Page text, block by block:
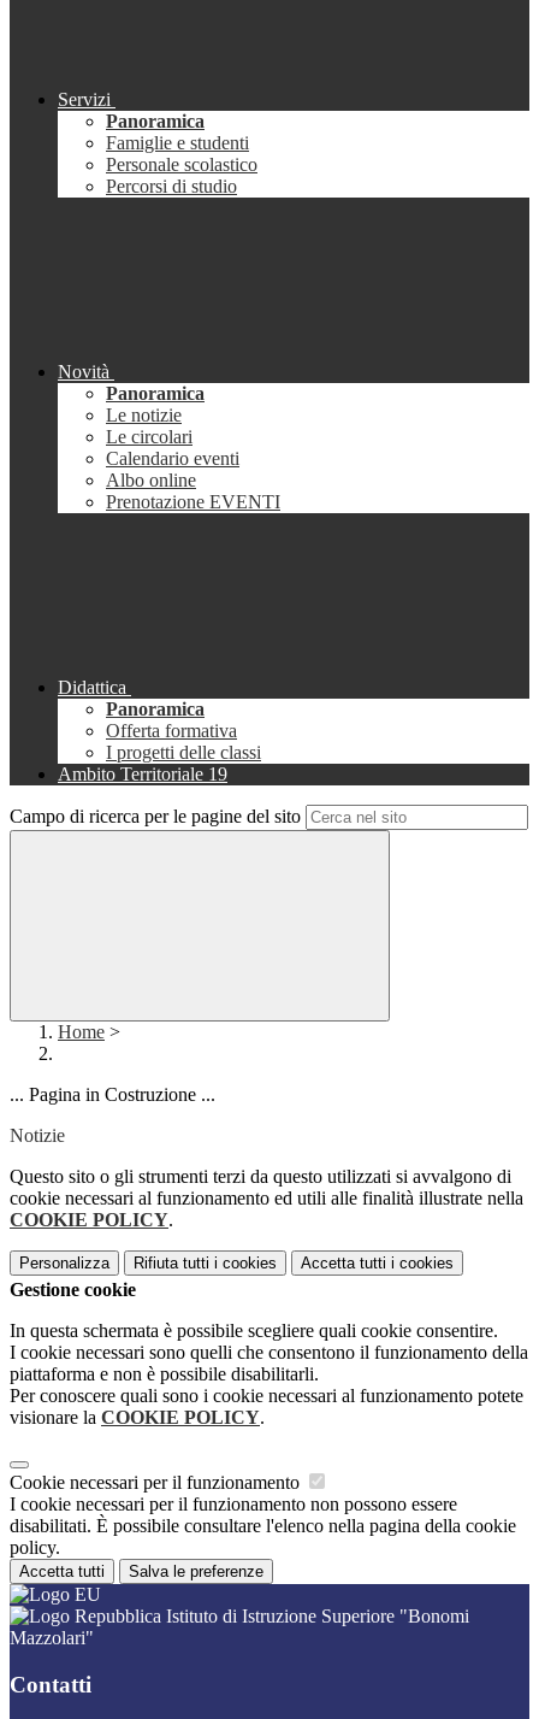
Servizi
Panoramica
Famiglie e studenti
Personale scolastico
Percorsi di studio
Novità
Panoramica
Le notizie
Le circolari
Calendario eventi
Albo online
Prenotazione EVENTI
Didattica
Panoramica
Offerta formativa
I progetti delle classi
Ambito Territoriale 19
Campo di ricerca per le pagine del sito
Home >
... Pagina in Costruzione ...
Notizie
Questo sito o gli strumenti terzi da questo utilizzati si avvalgono di
cookie necessari al funzionamento ed utili alle finalità illustrate nella
COOKIE POLICY.
Personalizza Rifiuta tutti i cookies Accetta tutti i cookies
Gestione cookie
In questa schermata è possibile scegliere quali cookie consentire.
I cookie necessari sono quelli che consentono il funzionamento della
piattaforma e non è possibile disabilitarli.
Per conoscere quali sono i cookie necessari al funzionamento potete
visionare la COOKIE POLICY.
Cookie necessari per il funzionamento
I cookie necessari per il funzionamento non possono essere
disabilitati. È possibile consultare l'elenco nella pagina della cookie
policy.
Accetta tutti Salva le preferenze
Istituto di Istruzione Superiore "Bonomi
Mazzolari"
Contatti